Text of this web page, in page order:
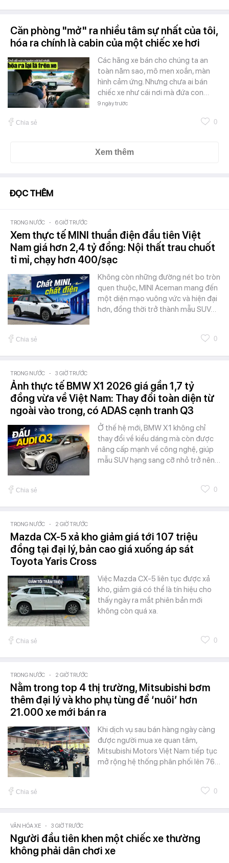
Căn phòng "mở" ra nhiều tâm sự nhất của tôi,
hóa ra chính là cabin của một chiếc xe hơi
Các hãng xe bán cho chúng ta an
toàn năm sao, mô men xoắn, màn
hình cảm ứng. Nhưng chưa ai bán
chiếc xe như cái nơi mà đứa con…
9 ngày trước
Chia sẻ 0
Xem thêm
ĐỌC THÊM
TRONG NƯỚC - 6 GIỜ TRƯỚC
Xem thực tế MINI thuần điện đầu tiên Việt
Nam giá hơn 2,4 tỷ đồng: Nội thất trau chuốt
tỉ mỉ, chạy hơn 400/sạc
Không còn những đường nét bo tròn
quen thuộc, MINI Aceman mang đến
một diện mạo vuông vức và hiện đại
hơn, đồng thời trở thành mẫu SUV…
Chia sẻ 0
TRONG NƯỚC - 3 GIỜ TRƯỚC
Ảnh thực tế BMW X1 2026 giá gần 1,7 tỷ
đồng vừa về Việt Nam: Thay đổi toàn diện từ
ngoài vào trong, có ADAS cạnh tranh Q3
Ở thế hệ mới, BMW X1 không chỉ
thay đổi về kiểu dáng mà còn được
nâng cấp mạnh về công nghệ, giúp
mẫu SUV hạng sang cỡ nhỏ trở nên…
Chia sẻ 0
TRONG NƯỚC - 2 GIỜ TRƯỚC
Mazda CX-5 xả kho giảm giá tới 107 triệu
đồng tại đại lý, bản cao giá xuống áp sát
Toyota Yaris Cross
Việc Mazda CX-5 liên tục được xả
kho, giảm giá có thể là tín hiệu cho
thấy ngày ra mắt phiên bản mới
không còn quá xa.
Chia sẻ 0
TRONG NƯỚC - 2 GIỜ TRƯỚC
Nằm trong top 4 thị trường, Mitsubishi bơm
thêm đại lý và kho phụ tùng để ‘nuôi’ hơn
21.000 xe mới bán ra
Khi dịch vụ sau bán hàng ngày càng
được người mua xe quan tâm,
Mitsubishi Motors Việt Nam tiếp tục
mở rộng hệ thống phân phối lên 76…
Chia sẻ 0
VĂN HÓA XE - 3 GIỜ TRƯỚC
Người đầu tiên khen một chiếc xe thường
không phải dân chơi xe